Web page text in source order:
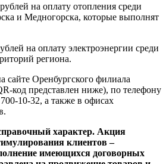
на оплату отопления среди
и Медногорска, которые выполнят
на оплату электроэнергии среди
региона.
сайте Оренбургского филиала
код представлен ниже), по телефону
10-32, а также в офисах
характер. Акция
клиентов –
имеющихся договорных